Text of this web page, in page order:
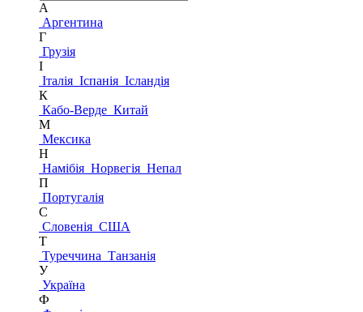
А
Аргентина
Г
Грузія
І
Італія Іспанія Ісландія
К
Кабо-Верде Китай
М
Мексика
Н
Намібія Норвегія Непал
П
Португалія
С
Словенія США
Т
Туреччина Танзанія
У
Україна
Ф